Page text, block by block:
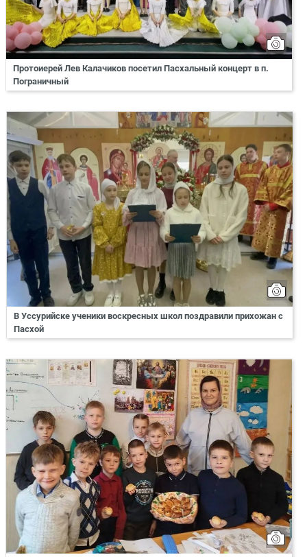
Протоиерей Лев Калачиков посетил Пасхальный концерт в п.
Пограничный
В Уссурийске ученики воскресных школ поздравили прихожан с
Пасхой